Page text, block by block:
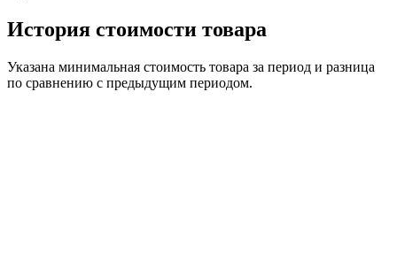
История стоимости товара
Указана минимальная стоимость товара за период и разница
по сравнению с предыдущим периодом.